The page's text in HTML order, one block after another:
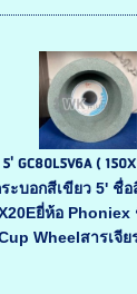
GC80L5V6A (
ะบอกสีเขียว 5' ชื่
ยี่ห้อ
Wheelสารเจี